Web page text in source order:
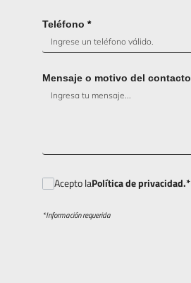
Teléfono *
Mensaje o motivo del contacto
Acepto laPolítica de privacidad.*
*Información requerida